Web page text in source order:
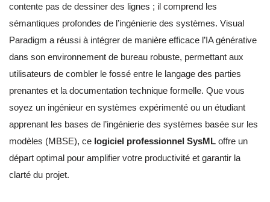
contente pas de dessiner des lignes ; il comprend les
sémantiques profondes de l’ingénierie des systèmes. Visual
Paradigm a réussi à intégrer de manière efficace l’IA générative
dans son environnement de bureau robuste, permettant aux
utilisateurs de combler le fossé entre le langage des parties
prenantes et la documentation technique formelle. Que vous
soyez un ingénieur en systèmes expérimenté ou un étudiant
apprenant les bases de l’ingénierie des systèmes basée sur les
modèles (MBSE), ce logiciel professionnel SysML offre un
départ optimal pour amplifier votre productivité et garantir la
clarté du projet.